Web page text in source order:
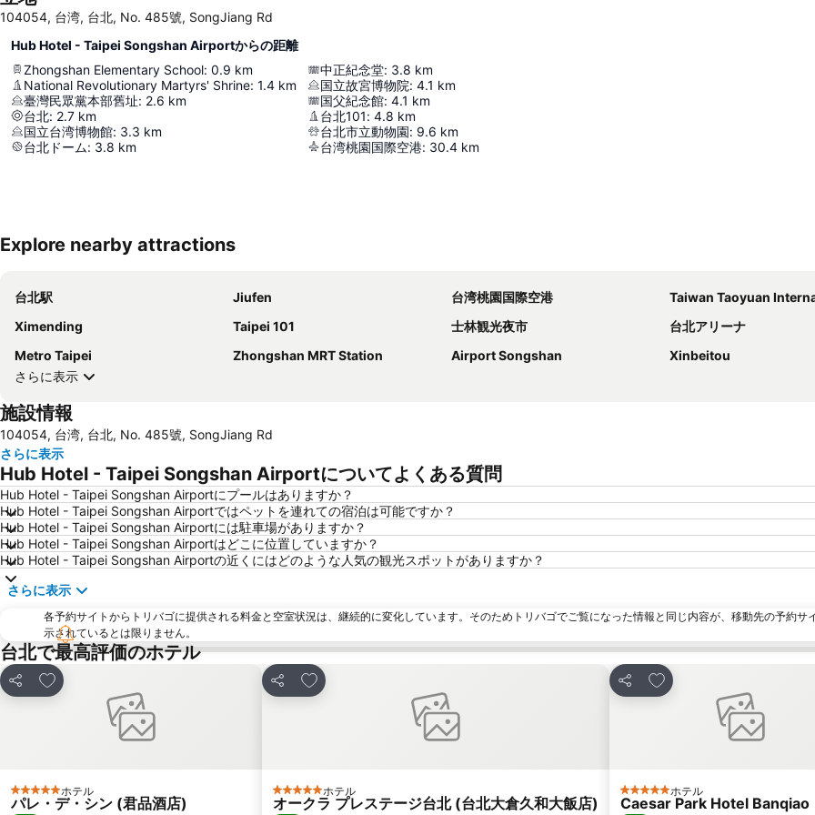
104054, 台湾, 台北, No. 485號, SongJiang Rd
Hub Hotel - Taipei Songshan Airportからの距離
Zhongshan Elementary School: 0.9 km
National Revolutionary Martyrs' Shrine: 1.4 km
臺灣民眾黨本部舊址: 2.6 km
台北: 2.7 km
国立台湾博物館: 3.3 km
台北ドーム: 3.8 km
中正紀念堂: 3.8 km
国立故宮博物院: 4.1 km
国父紀念館: 4.1 km
台北101: 4.8 km
台北市立動物園: 9.6 km
台湾桃園国際空港: 30.4 km
Explore nearby attractions
台北駅 Jiufen 台湾桃園国際空港
Taiwan Taoyuan
Ximending
Taipei 101 士林観光夜市
台北アリーナ
Metro Taipei
Zhongshan MRT Station Airport Songshan
Xinbeitou
さらに表示
施設情報
104054, 台湾, 台北, No. 485號, SongJiang Rd
さらに表示
Hub Hotel - Taipei Songshan Airportについてよくある質問
Hub Hotel - Taipei Songshan Airportにプールはありますか？
Hub Hotel - Taipei Songshan Airportではペットを連れての宿泊は可能ですか？
Hub Hotel - Taipei Songshan Airportには駐車場がありますか？
Hub Hotel - Taipei Songshan Airportはどこに位置していますか？
Hub Hotel - Taipei Songshan Airportの近くにはどのような人気の観光スポットがありますか？
さらに表示
各予約サイトからトリバゴに提供される料金と空室状況は、継続的に変化しています。そのためトリバゴでご覧になった情報と同じ内容が、移動先の予約サ
示されているとは限りません。
台北で最高評価のホテル
シェア
お気に入りに追加
5 ホテルのランク
ホテル
パレ・デ・シン (君品酒店)
シェア
お気に入りに追加
5 ホテルのランク
ホテル
オークラ プレステージ台北 (台北大倉久和大飯店)
シェア
お気に入りに追加
5 ホテルのランク
ホテル
Caesar Park Hotel Banqiao